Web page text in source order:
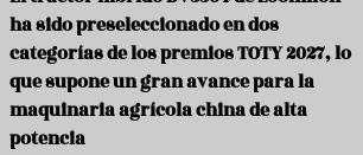
ha sido preseleccionado en dos
categorías de los premios TOTY 2027, lo
que supone un gran avance para la
maquinaria agrícola china de alta
potencia